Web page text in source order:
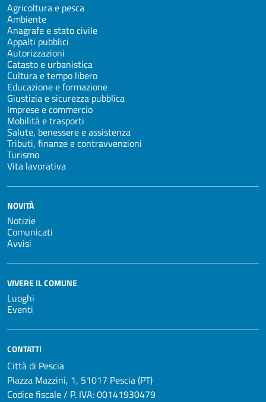
Agricoltura e pesca
Ambiente
Anagrafe e stato civile
Appalti pubblici
Autorizzazioni
Catasto e urbanistica
Cultura e tempo libero
Educazione e formazione
Giustizia e sicurezza pubblica
Imprese e commercio
Mobilità e trasporti
Salute, benessere e assistenza
Tributi, finanze e contravvenzioni
Turismo
Vita lavorativa
NOVITÀ
Notizie
Comunicati
Avvisi
VIVERE IL COMUNE
Luoghi
Eventi
CONTATTI
Città di Pescia
Piazza Mazzini, 1, 51017 Pescia (PT)
Codice fiscale / P. IVA: 00141930479